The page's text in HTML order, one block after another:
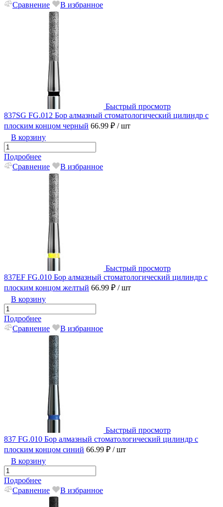
Сравнение
В избранное
Быстрый просмотр
837SG FG.012 Бор алмазный стоматологический цилиндр с
плоским концом черный 66.99 ₽ / шт
В корзину
Подробнее
Сравнение
В избранное
Быстрый просмотр
837EF FG.010 Бор алмазный стоматологический цилиндр с
плоским концом желтый 66.99 ₽ / шт
В корзину
Подробнее
Сравнение
В избранное
Быстрый просмотр
837 FG.010 Бор алмазный стоматологический цилиндр с
плоским концом синий 66.99 ₽ / шт
В корзину
Подробнее
Сравнение
В избранное